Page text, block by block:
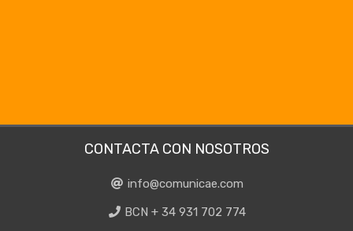
CONTACTA CON NOSOTROS
info@comunicae.com
BCN + 34 931 702 774